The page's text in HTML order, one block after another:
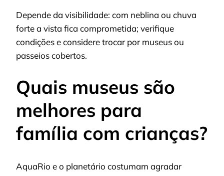
Depende da visibilidade: com neblina ou chuva
forte a vista fica comprometida; verifique
condições e considere trocar por museus ou
passeios cobertos.
Quais museus são
melhores para
família com crianças?
AquaRio e o planetário costumam agradar